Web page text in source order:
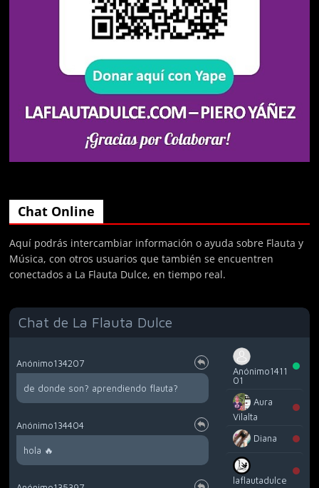
Chat Online
Aquí podrás intercambiar información o ayuda sobre Flauta y
Música, con otros usuarios que también se encuentren
conectados a La Flauta Dulce, en tiempo real.
Chat de La Flauta Dulce
Anónimo134207
de donde son? aprendiendo flauta?
Anónimo134404
hola 🔥
Anónimo1411
01
Aura
Vilalta
Diana
laflautadulce